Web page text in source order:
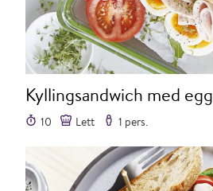
Kyllingsandwich med egg
10 Lett 1 pers.